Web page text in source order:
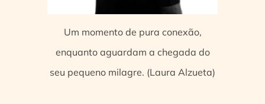
Um momento de pura conexão,
enquanto aguardam a chegada do
seu pequeno milagre. (Laura Alzueta)